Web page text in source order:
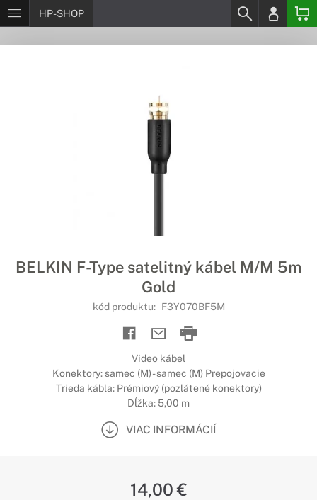
HP-SHOP
BELKIN F-Type satelitný kábel M/M 5m
Gold
kód produktu: F3Y070BF5M
Video kábel
Konektory: samec (M) - samec (M) Prepojovacie
Trieda kábla: Prémiový (pozlátené konektory)
Dĺžka: 5,00 m
VIAC INFORMÁCIÍ
14,00 €